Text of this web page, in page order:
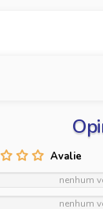
nenhum
nenhum